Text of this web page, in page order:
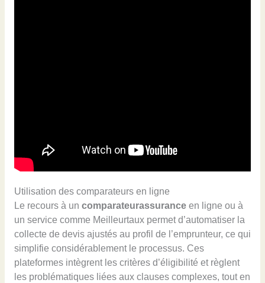
Utilisation des comparateurs en ligne
Le recours à un comparateurassuranceen ligne ou à
un service comme Meilleurtaux permet d’automatiser la
collecte de devis ajustés au profil de l’emprunteur, ce qui
simplifie considérablement le processus. Ces
plateformes intègrent les critères d’éligibilité et règlent
les problématiques liées aux clauses complexes, tout en